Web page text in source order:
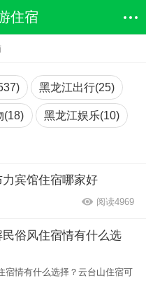
住宿
黑龙江出行(25)
(18) 黑龙江娱乐(10)
宾馆住宿哪家好
阅读4969
俗风住宿情有什么选
宿情有什么选择？云台山住宿可